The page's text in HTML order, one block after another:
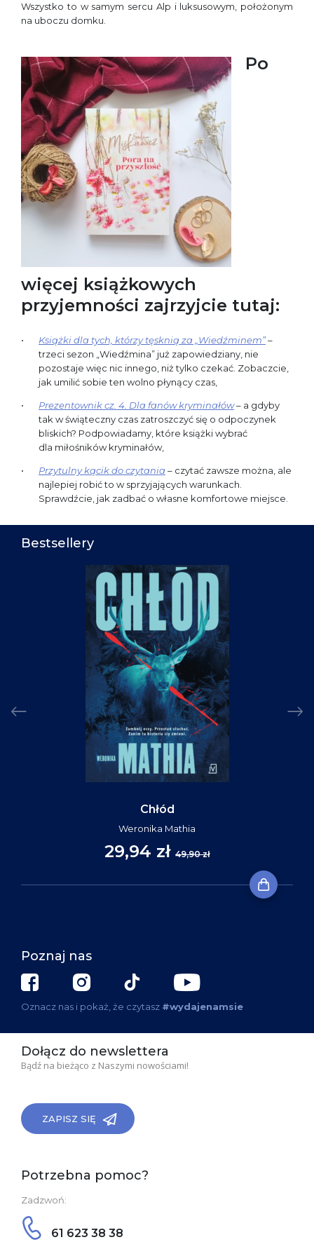
Wszystko to w samym sercu Alp i luksusowym, położonym
na uboczu domku.
Po
więcej książkowych
przyjemności zajrzyjcie tutaj:
Książki dla tych, którzy tęsknią za „Wiedźminem”–
trzeci sezon „Wiedźmina” już zapowiedziany, nie
pozostaje więc nic innego, niż tylko czekać. Zobaczcie,
jak umilić sobie ten wolno płynący czas,
Prezentownik cz. 4. Dla fanów kryminałów– a gdyby
tak w świąteczny czas zatroszczyć się o odpoczynek
bliskich? Podpowiadamy, które książki wybrać
dla miłośników kryminałów,
Przytulny kącik do czytania – czytać zawsze można, ale
najlepiej robić to w sprzyjających warunkach.
Sprawdźcie, jak zadbać o własne komfortowe miejsce.
Bestsellery
Chłód
Weronika Mathia
29,94 zł 49,90 zł
Poznaj nas
Oznacz nas i pokaż, że czytasz #wydajenamsie
Dołącz do newslettera
Bądź na bieżąco z Naszymi nowościami!
ZAPISZ SIĘ
Potrzebna pomoc?
Zadzwoń:
61 623 38 38